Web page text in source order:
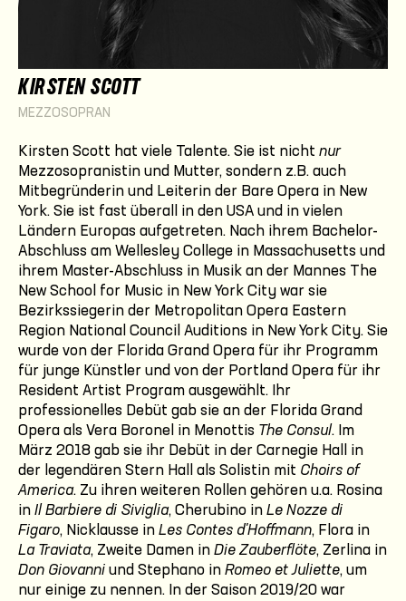
KIRSTEN SCOTT
MEZZOSOPRAN
Kirsten Scott hat viele Talente. Sie ist nicht nur
Mezzosopranistin und Mutter, sondern z.B. auch
Mitbegründerin und Leiterin der Bare Opera in New
York. Sie ist fast überall in den USA und in vielen
Ländern Europas aufgetreten. Nach ihrem Bachelor-
Abschluss am Wellesley College in Massachusetts und
ihrem Master-Abschluss in Musik an der Mannes The
New School for Music in New York City war sie
Bezirkssiegerin der Metropolitan Opera Eastern
Region National Council Auditions in New York City. Sie
wurde von der Florida Grand Opera für ihr Programm
für junge Künstler und von der Portland Opera für ihr
Resident Artist Program ausgewählt. Ihr
professionelles Debüt gab sie an der Florida Grand
Opera als Vera Boronel in Menottis The Consul. Im
März 2018 gab sie ihr Debüt in der Carnegie Hall in
der legendären Stern Hall als Solistin mit Choirs of
America. Zu ihren weiteren Rollen gehören u.a. Rosina
in Il Barbiere di Siviglia, Cherubino in Le Nozze di
Figaro, Nicklausse in Les Contes d'Hoffmann, Flora in
La Traviata, Zweite Damen in Die Zauberflöte, Zerlina in
Don Giovanni und Stephano in Romeo et Juliette, um
nur einige zu nennen. In der Saison 2019/20 war